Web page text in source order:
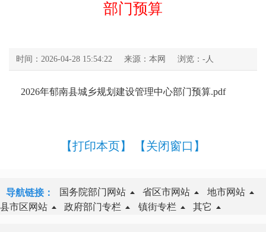
部门预算
时间：2026-04-28 15:54:22 来源：本网 浏览： - 人
2026年郁南县城乡规划建设管理中心部门预算.pdf
【打印本页】 【关闭窗口】
导航链接： 国务院部门网站 省区市网站
地市网站
县市区网站
政府部门专栏 镇街专栏 其它